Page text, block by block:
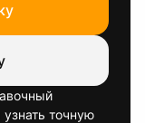
точную